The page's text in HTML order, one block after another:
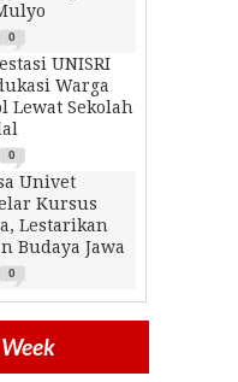
0
UNISRI
Warga
Lewat Sekolah
0
Univet
Kursus
Lestarikan
Budaya Jawa
0